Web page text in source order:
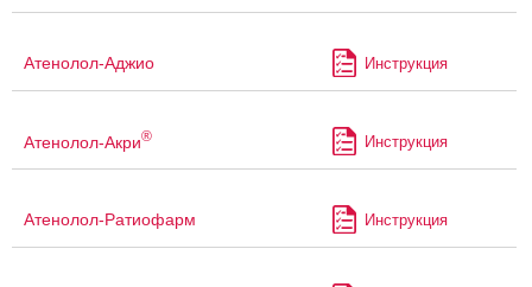
Атенолол-Аджио Инструкция
Атенолол-Акри® Инструкция
Атенолол-Ратиофарм Инструкция